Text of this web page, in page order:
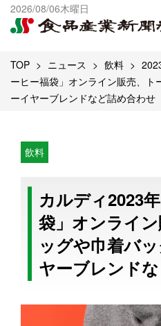
2026/08/06木曜日
出版物一覧へ
試読・購読申し込み
TOP ニュース 飲料
ーヒー福袋」オンライン販売、ト
ーイヤーブレンドなど詰め合わせ
飲料
カルディ2023
袋」オンライ
ッグや巾着バ
ヤーブレンド